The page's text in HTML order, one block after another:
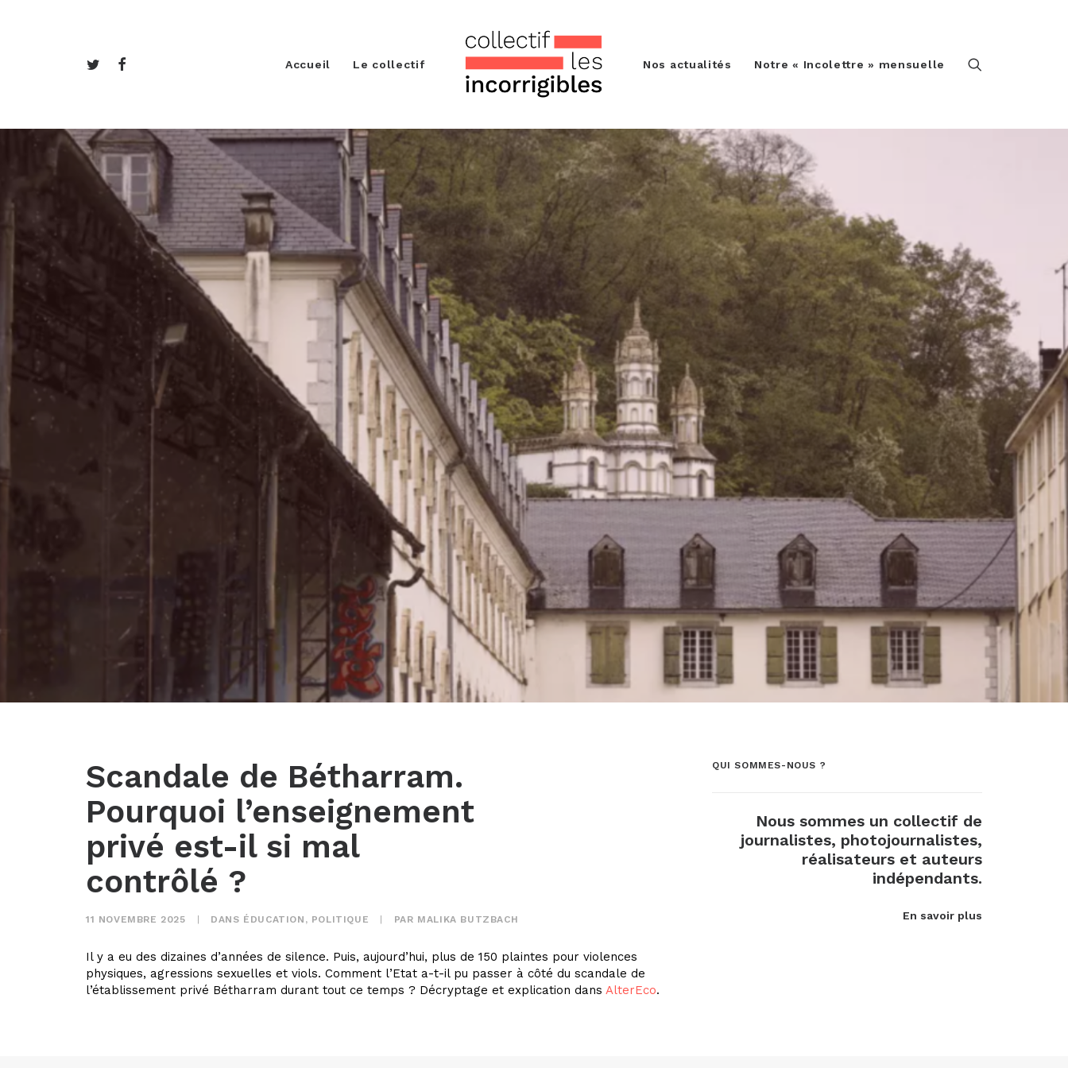
Accueil Le collectif Nos actualités Notre « Incolettre » mensuelle
Scandale de Bétharram.
Pourquoi l’enseignement
privé est-il si mal
contrôlé ?
11 NOVEMBRE 2025 DANS ÉDUCATION , POLITIQUE PAR MALIKA BUTZBACH
Il y a eu des dizaines d’années de silence. Puis, aujourd’hui, plus de 150 plaintes pour violences
physiques, agressions sexuelles et viols. Comment l’Etat a-t-il pu passer à côté du scandale de
l’établissement privé Bétharram durant tout ce temps ? Décryptage et explication dans AlterEco.
QUI SOMMES-NOUS ?
Nous sommes un collectif de
journalistes, photojournalistes,
réalisateurs et auteurs
indépendants.
En savoir plus